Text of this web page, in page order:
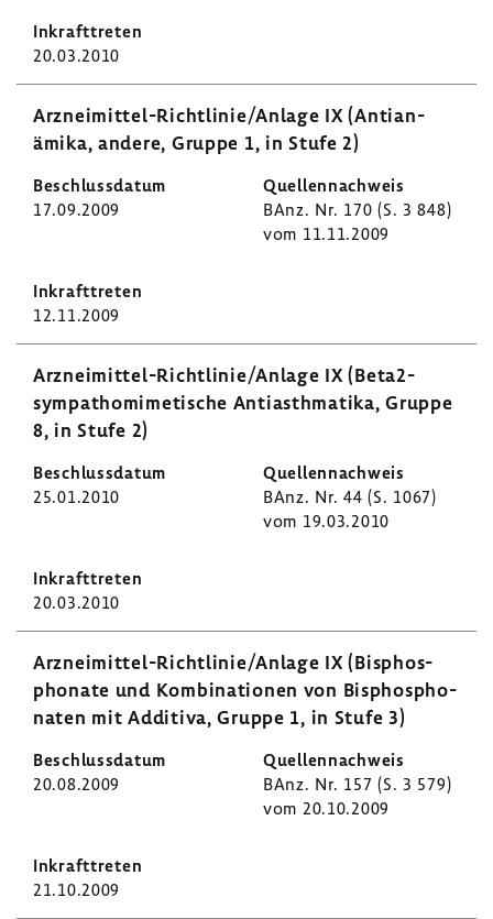
20.03.2010
Arzneimittel-​Richtlinie/Anlage IX (Anti­an­
ämika, andere, Gruppe 1, in Stufe 2)
17.09.2009
BAnz. Nr. 170 (S. 3 848)
vom 11.11.2009
12.11.2009
Arzneimittel-​Richtlinie/Anlage IX (Beta2-​
sympathomimetische Anti­asth­ma­tika, Gruppe
8, in Stufe 2)
25.01.2010
BAnz. Nr. 44 (S. 1067)
vom 19.03.2010
20.03.2010
Arzneimittel-​Richtlinie/Anlage IX (Bisphos­
pho­nate und Kombi­na­tionen von Bisphos­pho­
naten mit Addi­tiva, Gruppe 1, in Stufe 3)
20.08.2009
BAnz. Nr. 157 (S. 3 579)
vom 20.10.2009
21.10.2009